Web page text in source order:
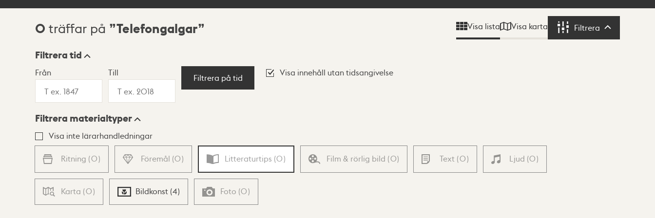
Sökresultat
0 träffar på Telefongalgar Visa lista Visa karta Filtrera Filtrera
Visningsläge
Lista Karta
Filtrera tid
Från Till
Filtrera på tid
Visa innehåll utan tidsangivelse
Filtrera materialtyper
Visa inte lärarhandledningar
Ritning (0) Föremål (0) Litteraturtips (0) Film & rörlig bild (0) Text (0) Ljud (0)
Karta (0) Bildkonst (4) Foto (0)